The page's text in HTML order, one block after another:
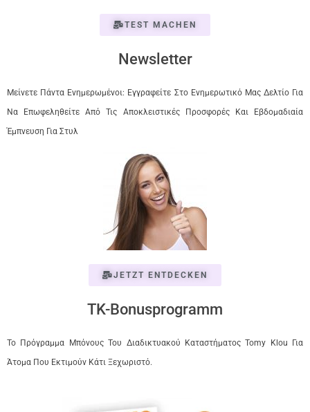
TEST MACHEN
Newsletter
Μείνετε Πάντα Ενημερωμένοι: Εγγραφείτε Στο Ενημερωτικό Μας Δελτίο Για
Να Επωφεληθείτε Από Τις Αποκλειστικές Προσφορές Και Εβδομαδιαία
Έμπνευση Για Στυλ
JETZT ENTDECKEN
TK-Bonusprogramm
Το Πρόγραμμα Μπόνους Του Διαδικτυακού Καταστήματος Tomy Klou Για
Άτομα Που Εκτιμούν Κάτι Ξεχωριστό.